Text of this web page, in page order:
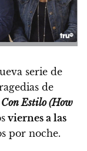
serie de
de
Estilo (How
viernes a las
por noche.